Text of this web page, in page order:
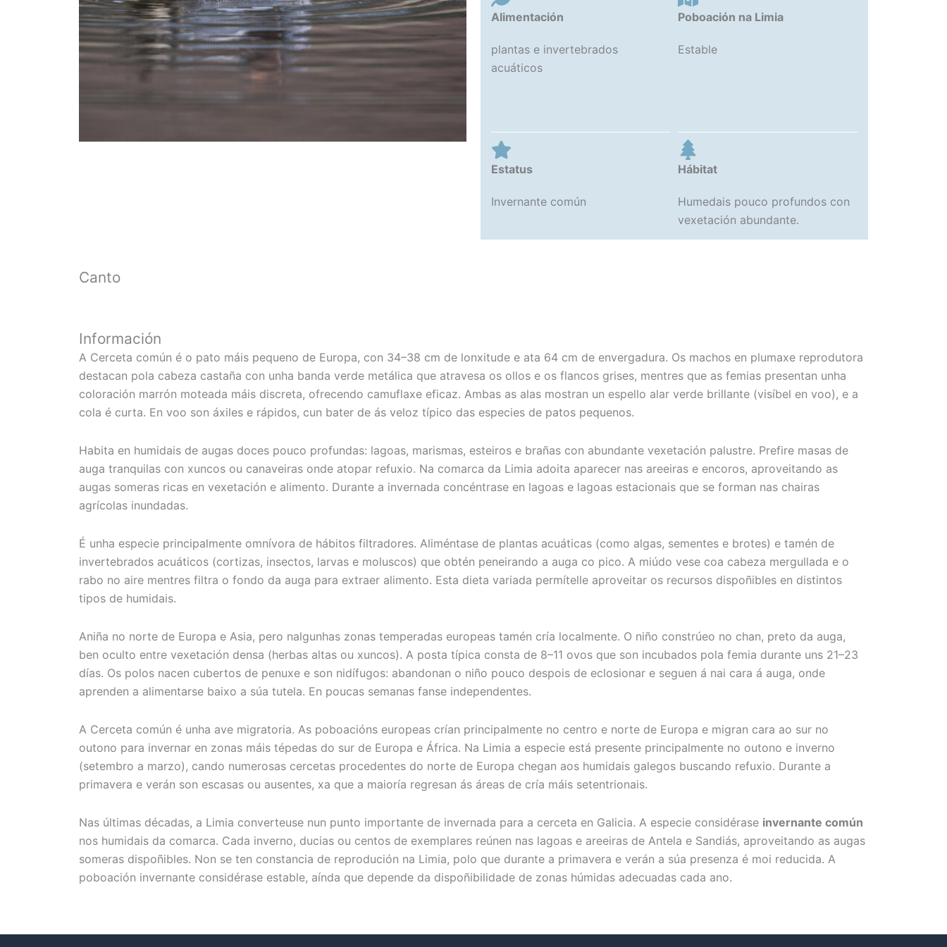
Alimentación
plantas e invertebrados
acuáticos
Poboación na Limia
Estable
Estatus
Invernante común
Hábitat
Humedais pouco profundos con
vexetación abundante.
Canto
Información
A Cerceta común é o pato máis pequeno de Europa, con 34–38 cm de lonxitude e ata 64 cm de envergadura. Os machos en plumaxe reprodutora
destacan pola cabeza castaña con unha banda verde metálica que atravesa os ollos e os flancos grises, mentres que as femias presentan unha
coloración marrón moteada máis discreta, ofrecendo camuflaxe eficaz. Ambas as alas mostran un espello alar verde brillante (visíbel en voo), e a
cola é curta. En voo son áxiles e rápidos, cun bater de ás veloz típico das especies de patos pequenos.
Habita en humidais de augas doces pouco profundas: lagoas, marismas, esteiros e brañas con abundante vexetación palustre. Prefire masas de
auga tranquilas con xuncos ou canaveiras onde atopar refuxio. Na comarca da Limia adoita aparecer nas areeiras e encoros, aproveitando as
augas someras ricas en vexetación e alimento. Durante a invernada concéntrase en lagoas e lagoas estacionais que se forman nas chairas
agrícolas inundadas.
É unha especie principalmente omnívora de hábitos filtradores. Aliméntase de plantas acuáticas (como algas, sementes e brotes) e tamén de
invertebrados acuáticos (cortizas, insectos, larvas e moluscos) que obtén peneirando a auga co pico. A miúdo vese coa cabeza mergullada e o
rabo no aire mentres filtra o fondo da auga para extraer alimento. Esta dieta variada permítelle aproveitar os recursos dispoñibles en distintos
tipos de humidais.
Aniña no norte de Europa e Asia, pero nalgunhas zonas temperadas europeas tamén cría localmente. O niño constrúeo no chan, preto da auga,
ben oculto entre vexetación densa (herbas altas ou xuncos). A posta típica consta de 8–11 ovos que son incubados pola femia durante uns 21–23
días. Os polos nacen cubertos de penuxe e son nidífugos: abandonan o niño pouco despois de eclosionar e seguen á nai cara á auga, onde
aprenden a alimentarse baixo a súa tutela. En poucas semanas fanse independentes.
A Cerceta común é unha ave migratoria. As poboacións europeas crían principalmente no centro e norte de Europa e migran cara ao sur no
outono para invernar en zonas máis tépedas do sur de Europa e África. Na Limia a especie está presente principalmente no outono e inverno
(setembro a marzo), cando numerosas cercetas procedentes do norte de Europa chegan aos humidais galegos buscando refuxio. Durante a
primavera e verán son escasas ou ausentes, xa que a maioría regresan ás áreas de cría máis setentrionais.
Nas últimas décadas, a Limia converteuse nun punto importante de invernada para a cerceta en Galicia. A especie considérase invernante común
nos humidais da comarca. Cada inverno, ducias ou centos de exemplares reúnen nas lagoas e areeiras de Antela e Sandiás, aproveitando as augas
someras dispoñibles. Non se ten constancia de reprodución na Limia, polo que durante a primavera e verán a súa presenza é moi reducida. A
poboación invernante considérase estable, aínda que depende da dispoñibilidade de zonas húmidas adecuadas cada ano.